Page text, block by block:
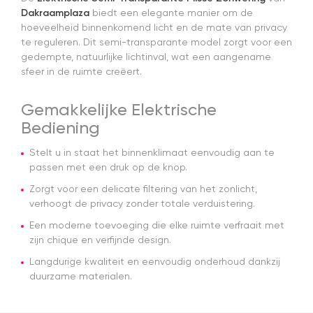
Dakraamplaza biedt een elegante manier om de
hoeveelheid binnenkomend licht en de mate van privacy
te reguleren. Dit semi-transparante model zorgt voor een
gedempte, natuurlijke lichtinval, wat een aangename
sfeer in de ruimte creëert.
Gemakkelijke Elektrische
Bediening
Stelt u in staat het binnenklimaat eenvoudig aan te
passen met een druk op de knop.
Zorgt voor een delicate filtering van het zonlicht,
verhoogt de privacy zonder totale verduistering.
Een moderne toevoeging die elke ruimte verfraait met
zijn chique en verfijnde design.
Langdurige kwaliteit en eenvoudig onderhoud dankzij
duurzame materialen.